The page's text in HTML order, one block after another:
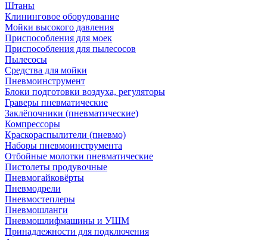
Штаны
Клининговое оборудование
Мойки высокого давления
Приспособления для моек
Приспособления для пылесосов
Пылесосы
Средства для мойки
Пневмоинструмент
Блоки подготовки воздуха, регуляторы
Граверы пневматические
Заклёпочники (пневматические)
Компрессоры
Краскораспылители (пневмо)
Наборы пневмоинструмента
Отбойные молотки пневматические
Пистолеты продувочные
Пневмогайковёрты
Пневмодрели
Пневмостеплеры
Пневмошланги
Пневмошлифмашины и УШМ
Принадлежности для подключения